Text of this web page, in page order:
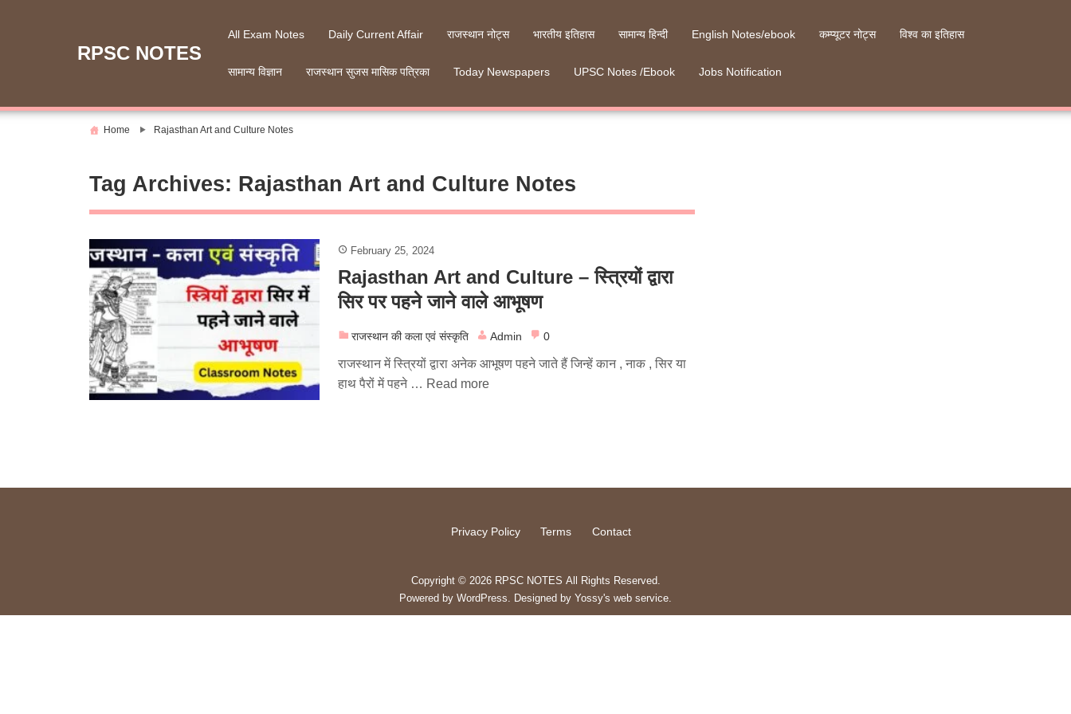
RPSC NOTES
All Exam Notes Daily Current Affair राजस्थान नोट्स भारतीय इतिहास सामान्य हिन्दी English Notes/ebook कम्प्यूटर नोट्स विश्व का इतिहास
सामान्य विज्ञान राजस्थान सुजस मासिक पत्रिका Today Newspapers UPSC Notes /Ebook Jobs Notification
Home Rajasthan Art and Culture Notes
Tag Archives: Rajasthan Art and Culture Notes
February 25, 2024
Rajasthan Art and Culture – स्त्रियों द्वारा
सिर पर पहने जाने वाले आभूषण
राजस्थान की कला एवं संस्कृति Admin 0
राजस्थान में स्त्रियों द्वारा अनेक आभूषण पहने जाते हैं जिन्हें कान , नाक , सिर या
हाथ पैरों में पहने … Read more
Privacy Policy Terms Contact
Copyright © 2026 RPSC NOTES All Rights Reserved.
Powered by WordPress . Designed by Yossy's web service